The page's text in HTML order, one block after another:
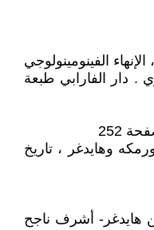
الفينومينولوجي
. دار الفارابي طبعة
وهايدغر ، تاريخ
هايدغر- أشرف ناجح